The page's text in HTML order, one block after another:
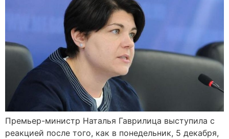
Премьер-министр Наталья Гаврилица выступила с
реакцией после того, как в понедельник, 5 декабря,